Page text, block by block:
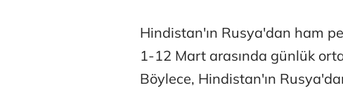
Hindistan'ın Rusya'dan ham
1-12 Mart arasında günlük
Böylece, Hindistan'ın